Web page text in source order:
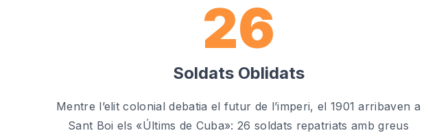
26
Soldats Oblidats
Mentre l’elit colonial debatia el futur de l’imperi, el 1901 arribaven a
Sant Boi els «Últims de Cuba»: 26 soldats repatriats amb greus